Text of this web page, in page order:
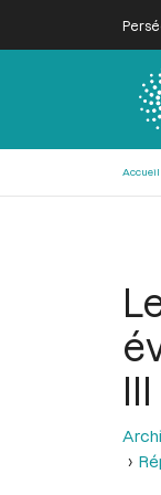
Accueil